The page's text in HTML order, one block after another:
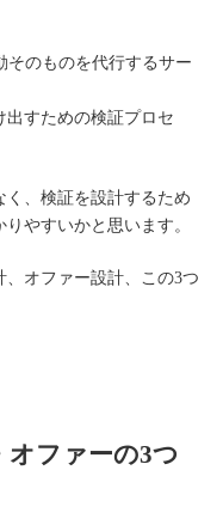
そのものを代行するサー
出すための検証プロセ
、検証を設計するため
やすいかと思います。
オファー設計、この3つ
オファーの3つ